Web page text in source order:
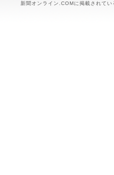
新聞オンライン.COMに掲載されて